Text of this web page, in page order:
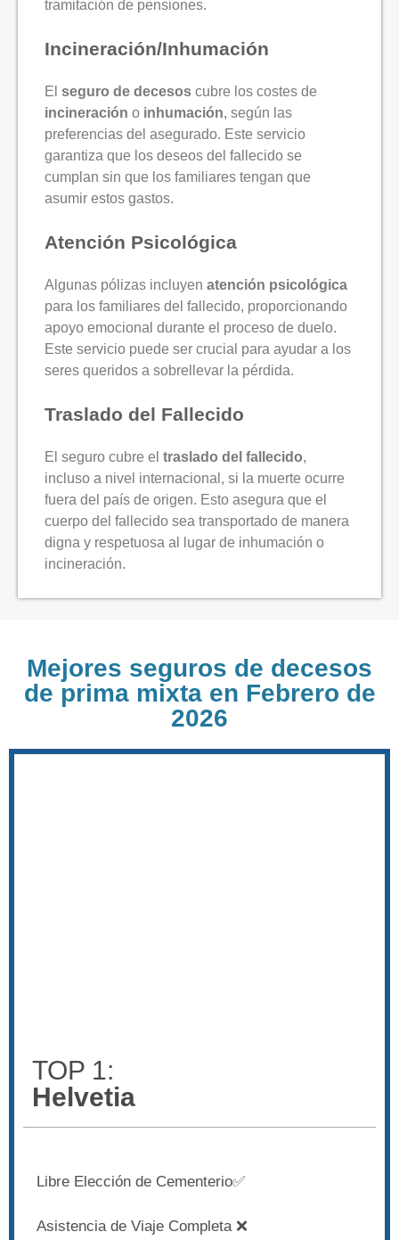
tramitación de pensiones.
Incineración/Inhumación
El seguro de decesos cubre los costes de
incineración o inhumación, según las
preferencias del asegurado. Este servicio
garantiza que los deseos del fallecido se
cumplan sin que los familiares tengan que
asumir estos gastos.
Atención Psicológica
Algunas pólizas incluyen atención psicológica
para los familiares del fallecido, proporcionando
apoyo emocional durante el proceso de duelo.
Este servicio puede ser crucial para ayudar a los
seres queridos a sobrellevar la pérdida.
Traslado del Fallecido
El seguro cubre el traslado del fallecido,
incluso a nivel internacional, si la muerte ocurre
fuera del país de origen. Esto asegura que el
cuerpo del fallecido sea transportado de manera
digna y respetuosa al lugar de inhumación o
incineración.
Mejores seguros de decesos
de prima mixta en Febrero de
2026
TOP 1:
Helvetia
Libre Elección de Cementerio✅
Asistencia de Viaje Completa ❌